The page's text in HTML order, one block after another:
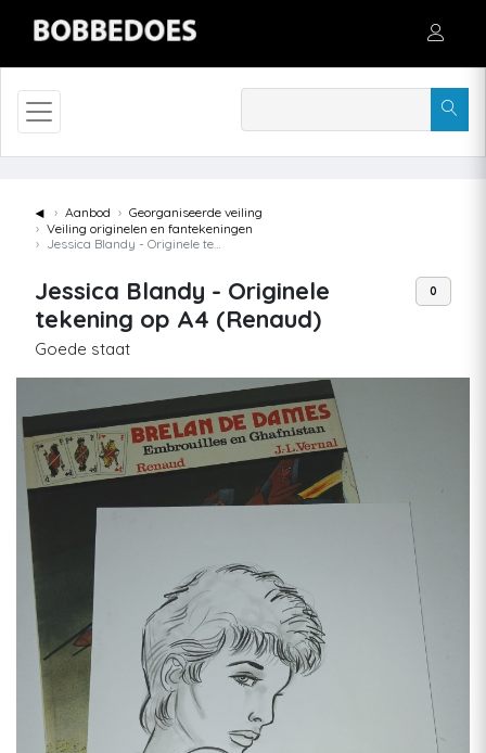
◄ Aanbod
Georganiseerde veiling
Veiling originelen en fantekeningen
Jessica Blandy - Originele tekening op A4 (Renaud)
Jessica Blandy - Originele
tekening op A4 (Renaud)
Goede staat
0